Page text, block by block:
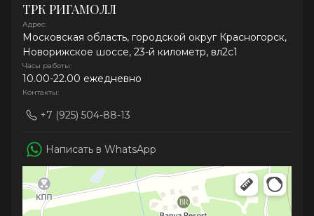
ТРК РИГАМОЛЛ
Адрес:
Московская область, городской округ Красногорск,
Новорижское шоссе, 23-й километр, вл2с1
Часы работы:
10.00-22.00 ежедневно
Контакты:
+7 (925) 504-88-13
Написать в WhatsApp